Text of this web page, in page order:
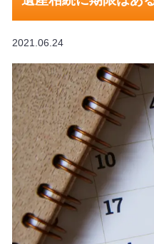
2021.06.24